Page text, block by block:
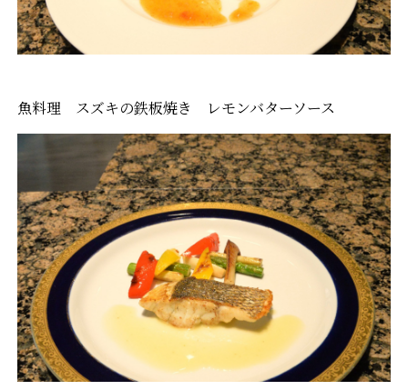
魚料理 スズキの鉄板焼き レモンバターソース